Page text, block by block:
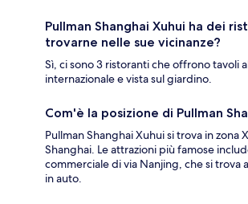
Pullman Shanghai Xuhui ha dei
trovarne nelle sue vicinanze?
Sì, ci sono 3 ristoranti che offrono tavoli
internazionale e vista sul giardino.
Com'è la posizione di Pullman
Pullman Shanghai Xuhui si trova in zona
Shanghai. Le attrazioni più famose
commerciale di via Nanjing, che si trova
in auto.